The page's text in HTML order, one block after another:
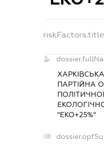
riskFactors.title
ПАРТІЙНА
ПОЛІТИЧНОЇ
"ЕКО+25%"